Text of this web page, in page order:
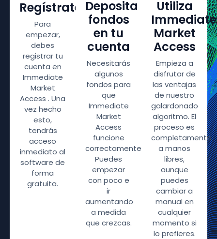
Regístrate
Para
empezar,
debes
registrar tu
cuenta en
Immediate
Market
Access . Una
vez hecho
esto,
tendrás
acceso
inmediato al
software de
forma
gratuita.
Deposita
fondos
en tu
cuenta
Necesitarás
algunos
fondos para
que
Immediate
Market
Access
funcione
correctamente.
Puedes
empezar
con poco e
ir
aumentando
a medida
que crezcas.
Utiliza
Immediate
Market
Access
Empieza a
disfrutar de
las ventajas
de nuestro
galardonado
algoritmo. El
proceso es
completamente
a manos
libres,
aunque
puedes
cambiar a
manual en
cualquier
momento si
lo prefieres.